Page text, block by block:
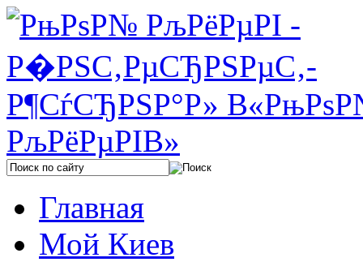
Главная
Мой Киев